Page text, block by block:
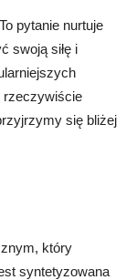
pytanie nurtuje
swoją siłę i
rzeczywiście
się bliżej
który
syntetyzowana